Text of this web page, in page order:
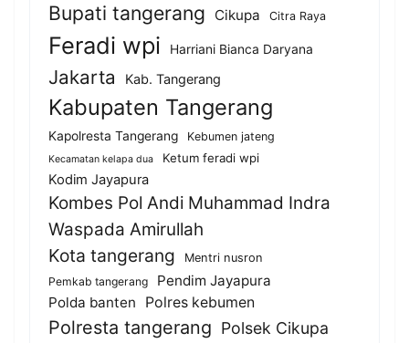
Bupati tangerang Cikupa Citra Raya
Feradi wpi Harriani Bianca Daryana
Jakarta Kab. Tangerang
Kabupaten Tangerang
Kapolresta Tangerang Kebumen jateng
Kecamatan kelapa dua Ketum feradi wpi
Kodim Jayapura
Kombes Pol Andi Muhammad Indra
Waspada Amirullah
Kota tangerang
Mentri nusron
Pemkab tangerang
Pendim Jayapura
Polda banten
Polres kebumen
Polresta tangerang Polsek Cikupa